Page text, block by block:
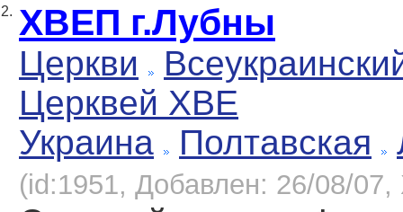
2. ХВЕП г.Лубны
Церкви
Церквей ХВЕ
Украина
Полтавская
(id:1951, Добавлен: 26/08/07,